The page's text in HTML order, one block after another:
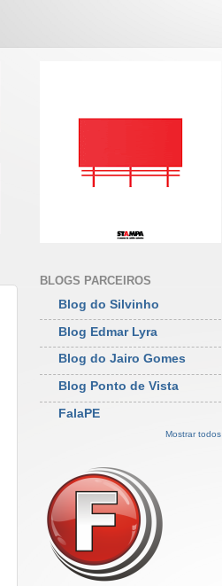
BLOGS PARCEIROS
Blog do Silvinho
Blog Edmar Lyra
Blog do Jairo Gomes
Blog Ponto de Vista
FalaPE
Mostrar todos